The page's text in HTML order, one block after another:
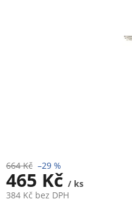
664 Kč –29 %
465 Kč / ks
384 Kč bez DPH